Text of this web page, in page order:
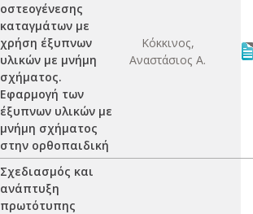
οστεογένεσης
καταγμάτων με
χρήση έξυπνων
υλικών με μνήμη
σχήματος.
Εφαρμογή των
έξυπνων υλικών με
μνήμη σχήματος
στην ορθοπαιδική
Κόκκινος,
Αναστάσιος Α.
Σχεδιασμός και
ανάπτυξη
πρωτότυπης